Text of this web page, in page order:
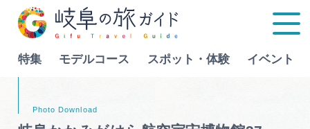
特集 モデルコース スポット・体験 イベント
Language